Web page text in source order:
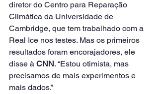
diretor do Centro para Reparação
Climática da Universidade de
Cambridge, que tem trabalhado com a
Real Ice nos testes. Mas os primeiros
resultados foram encorajadores, ele
disse à CNN. “Estou otimista, mas
precisamos de mais experimentos e
mais dados.”